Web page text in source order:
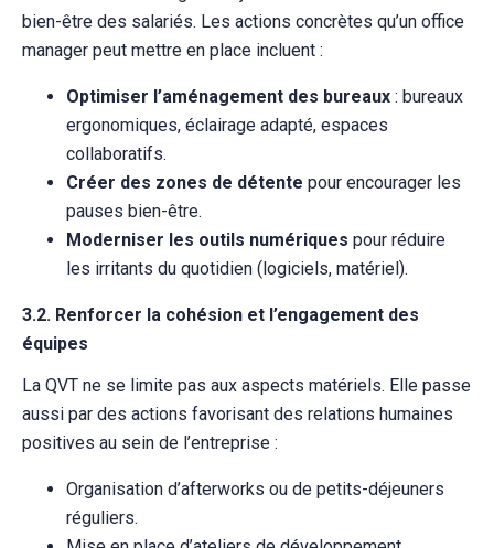
bien-être des salariés. Les actions concrètes qu’un office
manager peut mettre en place incluent :
Optimiser l’aménagement des bureaux : bureaux
ergonomiques, éclairage adapté, espaces
collaboratifs.
Créer des zones de détente pour encourager les
pauses bien-être.
Moderniser les outils numériques pour réduire
les irritants du quotidien (logiciels, matériel).
3.2. Renforcer la cohésion et l’engagement des
équipes
La QVT ne se limite pas aux aspects matériels. Elle passe
aussi par des actions favorisant des relations humaines
positives au sein de l’entreprise :
Organisation d’afterworks ou de petits-déjeuners
réguliers.